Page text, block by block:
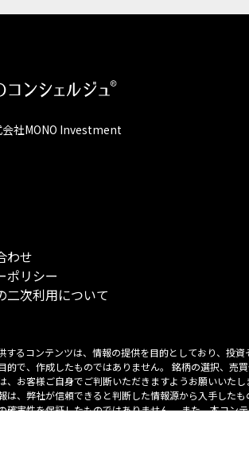
会社MONO Investment
わせ
ポリシー
二次利用について
するコンテンツは、情報の提供を目的としており、投資
的で、作成したものではありません。 銘柄の選択、売
、お客様ご自身でご判断いただきますようお願いいたし
は、弊社が信頼できると判断した情報源から入手したも
確実性を保証したものではありません。 また、本コン